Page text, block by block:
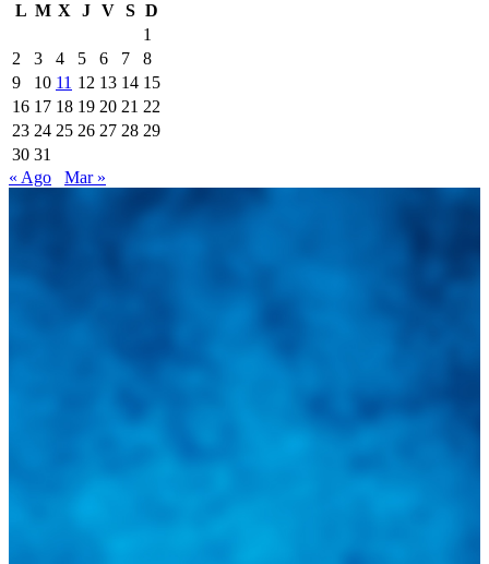
L M X J V S D
1
2
3 4 5 6 7
8
9
10 11 12 13 14 15
16 17 18 19 20 21 22
23 24 25 26 27 28 29
30 31
« Ago
Mar »